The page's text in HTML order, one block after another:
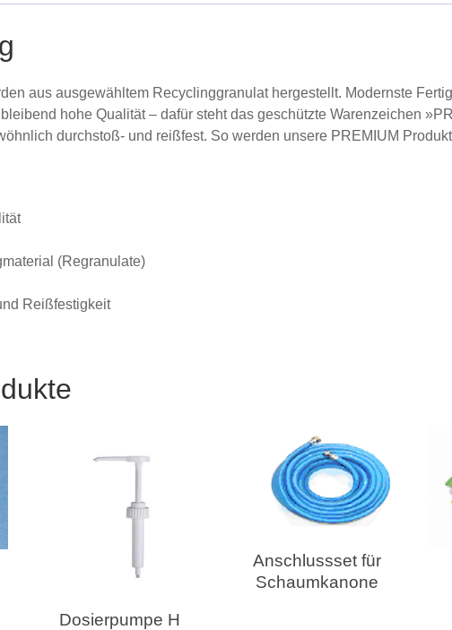
aus ausgewähltem Recyclinggranulat hergestellt. Modernste
hohe Qualität – dafür steht das geschützte Warenzeichen
durchstoß- und reißfest. So werden unsere PREMIUM
(Regranulate)
Reißfestigkeit
Dosierpumpe H
Anschlussset für
Schaumkanone